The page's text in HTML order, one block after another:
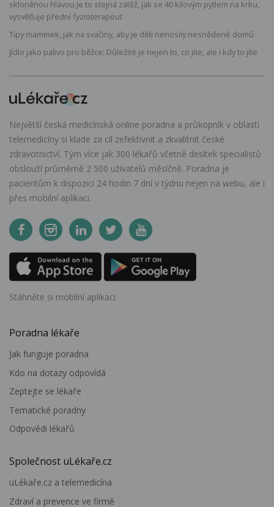
skloněnou hlavou je to stejná zátěž, jak se 40 kilovým pytlem na krku,
vysvětluje přední fyzioterapeut
Tipy maminek, jak na svačiny, aby je děti nenosily nesnědené domů
Jídlo jako palivo pro běžce: Důležité je nejen to, co jíte, ale i kdy to jíte
Největší česká medicínská online poradna a průkopník v oblasti
telemedicíny si klade za cíl zefektivnit a zkvalitnit české
zdravotnictví. Tým více jak 300 lékařů včetně desítek specialistů
obslouží průměrně 2 500 uživatelů měsíčně. Poradna je
pacientům k dispozici 24 hodin 7 dní v týdnu nejen na webu, ale i
přes mobilní aplikaci.
Stáhněte si mobilní aplikaci
Poradna lékaře
Jak funguje poradna
Kdo na dotazy odpovídá
Zeptejte se lékaře
Tematické poradny
Odpovědi lékařů
Společnost uLékaře.cz
uLékaře.cz a telemedicína
Zdraví a prevence ve firmě